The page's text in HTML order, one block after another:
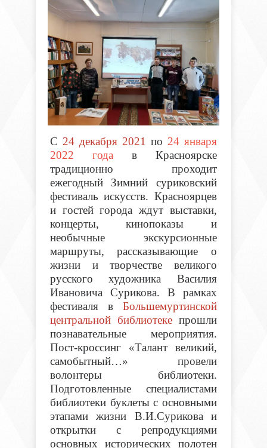
С 24 декабря 2021 по 24 января
2022 года в Красноярске
традиционно проходит
ежегодный Зимний суриковский
фестиваль искусств. Красноярцев
и гостей города ждут выставки,
концерты, кинопоказы и
необычные экскурсионные
маршруты, рассказывающие о
жизни и творчестве великого
русского художника Василия
Ивановича Сурикова. В рамках
фестиваля вБольшемуртинской
центральной библиотекепрошли
познавательные мероприятия.
Пост-кроссинг «Талант великий,
самобытный…» провели
волонтеры библиотеки.
Подготовленные специалистами
библиотеки буклеты с основными
этапами жизни В.И.Сурикова и
открытки с репродукциями
основных исторических полотен